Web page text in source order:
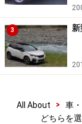
5008は全長
ベース2840mm（
実際、3008と
ら眺めると、
から見て初め
3 新
All About > 車
どちらを